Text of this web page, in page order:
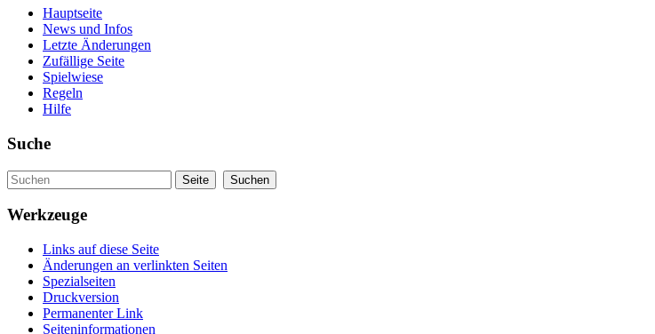
Hauptseite
News und Infos
Letzte Änderungen
Zufällige Seite
Spielwiese
Regeln
Hilfe
Suche
Werkzeuge
Links auf diese Seite
Änderungen an verlinkten Seiten
Spezialseiten
Druckversion
Permanenter Link
Seiteninformationen